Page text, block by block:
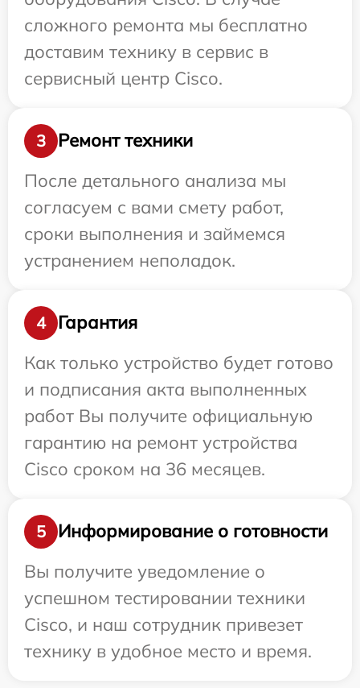
сложного ремонта мы бесплатно
доставим технику в сервис в
сервисный центр Cisco.
3
Ремонт техники
После детального анализа мы
согласуем с вами смету работ,
сроки выполнения и займемся
устранением неполадок.
4
Гарантия
Как только устройство будет готово
и подписания акта выполненных
работ Вы получите официальную
гарантию на ремонт устройства
Cisco сроком на 36 месяцев.
5
Информирование о готовности
Вы получите уведомление о
успешном тестировании техники
Cisco, и наш сотрудник привезет
технику в удобное место и время.